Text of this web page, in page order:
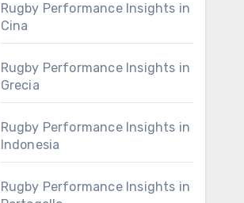
Rugby Performance Insights in
Cina
Rugby Performance Insights in
Grecia
Rugby Performance Insights in
Indonesia
Rugby Performance Insights in